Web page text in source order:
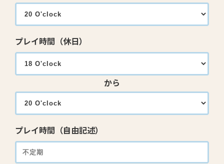
プレイ時間（休日）
から
プレイ時間（自由記述）